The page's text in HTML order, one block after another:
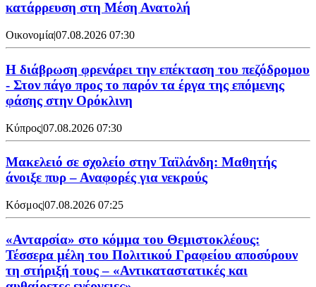
κατάρρευση στη Μέση Ανατολή
Οικονομία|07.08.2026 07:30
Η διάβρωση φρενάρει την επέκταση του πεζόδρομου
- Στον πάγο προς το παρόν τα έργα της επόμενης
φάσης στην Ορόκλινη
Κύπρος|07.08.2026 07:30
Μακελειό σε σχολείο στην Ταϊλάνδη: Μαθητής
άνοιξε πυρ – Αναφορές για νεκρούς
Κόσμος|07.08.2026 07:25
«Ανταρσία» στο κόμμα του Θεμιστοκλέους:
Τέσσερα μέλη του Πολιτικού Γραφείου αποσύρουν
τη στήριξή τους – «Αντικαταστατικές και